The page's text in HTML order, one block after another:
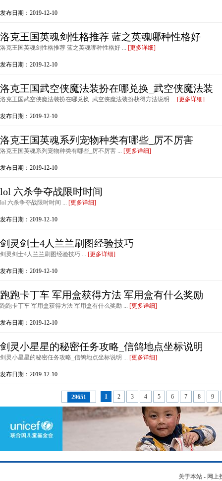
发布日期：2019-12-10
洛克王国英魂剑性格推荐 蓝之英魂哪种性格好
洛克王国英魂剑性格推荐 蓝之英魂哪种性格好 ... [更多详细]
发布日期：2019-12-10
洛克王国武空侠魔法装扮在哪兑换_武空侠魔法装
洛克王国武空侠魔法装扮在哪兑换_武空侠魔法装扮获得方法说明 ... [更多详细]
发布日期：2019-12-10
洛克王国英魂系列宠物种类有哪些_厉不厉害
洛克王国英魂系列宠物种类有哪些_厉不厉害 ... [更多详细]
发布日期：2019-12-10
lol 六杀争夺战限时时间
lol 六杀争夺战限时时间 ... [更多详细]
发布日期：2019-12-10
剑灵剑士4人兰兰刷图经验技巧
剑灵剑士4人兰兰刷图经验技巧 ... [更多详细]
发布日期：2019-12-10
跑跑卡丁车 军用盒获得方法 军用盒有什么奖励
跑跑卡丁车 军用盒获得方法 军用盒有什么奖励 ... [更多详细]
发布日期：2019-12-10
剑灵小星星的秘密任务攻略_信鸽地点坐标说明
剑灵小星星的秘密任务攻略_信鸽地点坐标说明 ... [更多详细]
发布日期：2019-12-10
29651 1 2 3 4 5 6 7 8 9
关于本站 - 网上